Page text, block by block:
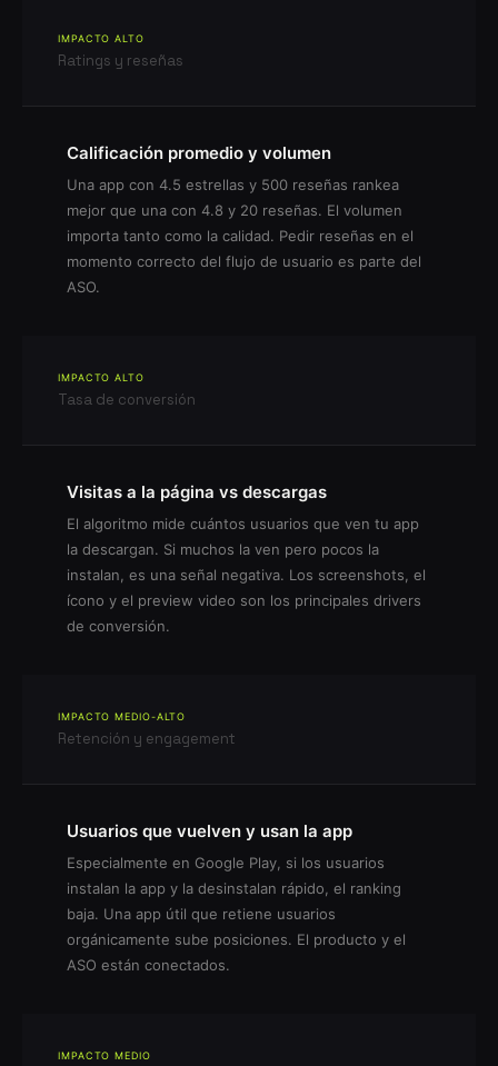
IMPACTO ALTO
Ratings y reseñas
Calificación promedio y volumen
Una app con 4.5 estrellas y 500 reseñas rankea
mejor que una con 4.8 y 20 reseñas. El volumen
importa tanto como la calidad. Pedir reseñas en el
momento correcto del flujo de usuario es parte del
ASO.
IMPACTO ALTO
Tasa de conversión
Visitas a la página vs descargas
El algoritmo mide cuántos usuarios que ven tu app
la descargan. Si muchos la ven pero pocos la
instalan, es una señal negativa. Los screenshots, el
ícono y el preview video son los principales drivers
de conversión.
IMPACTO MEDIO-ALTO
Retención y engagement
Usuarios que vuelven y usan la app
Especialmente en Google Play, si los usuarios
instalan la app y la desinstalan rápido, el ranking
baja. Una app útil que retiene usuarios
orgánicamente sube posiciones. El producto y el
ASO están conectados.
IMPACTO MEDIO